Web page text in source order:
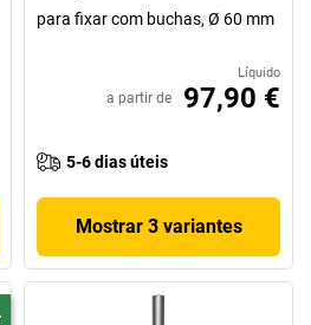
para fixar com buchas, Ø 60 mm
Líquido
a partir de 97,90 €
5-6 dias úteis
Mostrar 3 variantes